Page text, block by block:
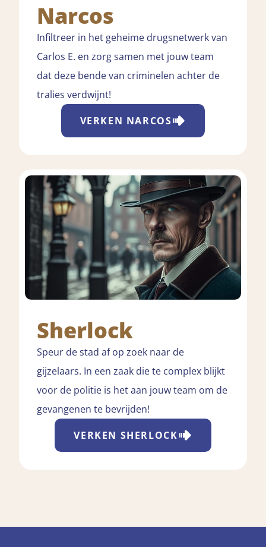
Narcos
Infiltreer in het geheime drugsnetwerk van
Carlos E. en zorg samen met jouw team
dat deze bende van criminelen achter de
tralies verdwijnt!
VERKEN NARCOS
Sherlock
Speur de stad af op zoek naar de
gijzelaars. In een zaak die te complex blijkt
voor de politie is het aan jouw team om de
gevangenen te bevrijden!
VERKEN SHERLOCK